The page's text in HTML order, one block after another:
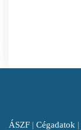
ÁSZF | Cégadatok |